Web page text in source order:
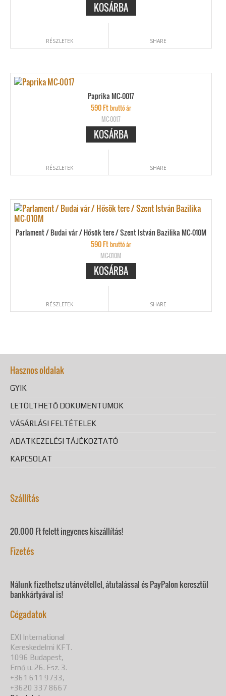
KOSÁRBA
RÉSZLETEK SHARE
Paprika MC-0017
590Ftbruttó ár
MC-0017
KOSÁRBA
RÉSZLETEK SHARE
Parlament / Budai vár / Hősök tere / Szent István Bazilika MC-010M
590Ftbruttó ár
MC-010M
KOSÁRBA
RÉSZLETEK SHARE
Hasznos oldalak
GYIK
LETÖLTHETŐ DOKUMENTUMOK
VÁSÁRLÁSI FELTÉTELEK
ADATKEZELÉSI TÁJÉKOZTATÓ
KAPCSOLAT
Szállítás
20.000 Ft felett ingyenes kiszállítás!
Fizetés
Nálunk fizethetsz utánvétellel, átutalással és PayPalon keresztül
bankkártyával is!
Cégadatok
EXI International
Kereskedelmi KFT.
1096 Budapest,
Ernő u. 26. Fsz. 3.
+361 611 9733,
+3620 337 8667